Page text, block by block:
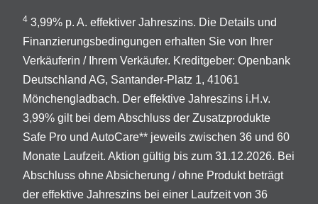
4 3,99% p. A. effektiver Jahreszins. Die Details und
Finanzierungsbedingungen erhalten Sie von Ihrer
Verkäuferin / Ihrem Verkäufer. Kreditgeber: Openbank
Deutschland AG, Santander-Platz 1, 41061
Mönchengladbach. Der effektive Jahreszins i.H.v.
3,99% gilt bei dem Abschluss der Zusatzprodukte
Safe Pro und AutoCare** jeweils zwischen 36 und 60
Monate Laufzeit. Aktion gültig bis zum 31.12.2026. Bei
Abschluss ohne Absicherung / ohne Produkt beträgt
der effektive Jahreszins bei einer Laufzeit von 36